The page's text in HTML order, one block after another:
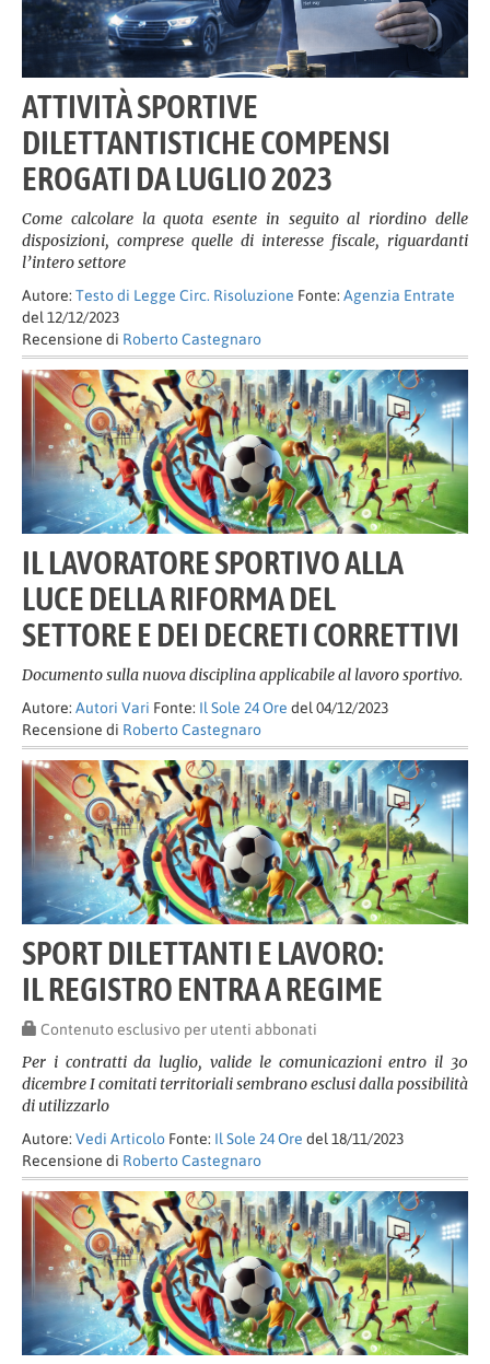
ATTIVITÀ SPORTIVE
DILETTANTISTICHE COMPENSI
EROGATI DA LUGLIO 2023
Come calcolare la quota esente in seguito al riordino delle
disposizioni, comprese quelle di interesse fiscale, riguardanti
l’intero settore
Autore: Testo di Legge Circ. Risoluzione Fonte: Agenzia Entrate
del 12/12/2023
Recensione di Roberto Castegnaro
IL LAVORATORE SPORTIVO ALLA
LUCE DELLA RIFORMA DEL
SETTORE E DEI DECRETI CORRETTIVI
Documento sulla nuova disciplina applicabile al lavoro sportivo.
Autore: Autori Vari Fonte: Il Sole 24 Ore del 04/12/2023
Recensione di Roberto Castegnaro
SPORT DILETTANTI E LAVORO:
IL REGISTRO ENTRA A REGIME
Contenuto esclusivo per utenti abbonati
Per i contratti da luglio, valide le comunicazioni entro il 30
dicembre I comitati territoriali sembrano esclusi dalla possibilità
di utilizzarlo
Autore: Vedi Articolo Fonte: Il Sole 24 Ore del 18/11/2023
Recensione di Roberto Castegnaro